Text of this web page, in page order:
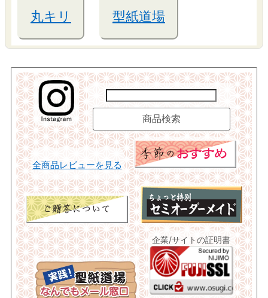
丸キリ 型紙道場
全商品レビューを見る
企業/サイトの証明書